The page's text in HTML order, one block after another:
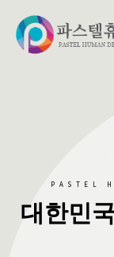
PASTEL
대한민